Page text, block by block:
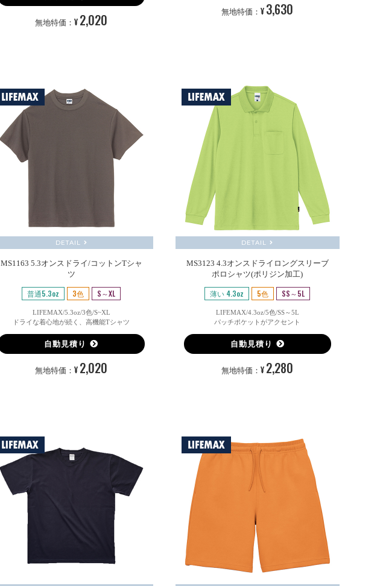
無地特価： ¥2,020 無地特価：¥3,630
DETAIL
MS1163 5.3オンスドライ/コットンTシャ
ツ
普通5.3oz 3色 S～XL
LIFEMAX/5.3oz/3色/S~XL
ドライな着心地が続く、高機能Tシャツ
自動見積り
無地特価： ¥2,020
DETAIL
MS3123 4.3オンスドライロングスリーブ
ポロシャツ(ポリジン加工)
薄い 4.3oz 5色 SS～5L
LIFEMAX/4.3oz/5色/SS～5L
パッチポケットがアクセント
自動見積り
無地特価：¥2,280